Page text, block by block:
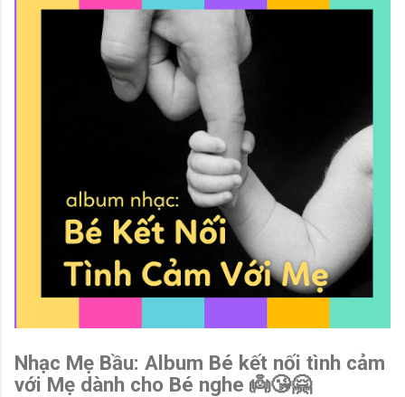
Nhạc Mẹ Bầu: Album Bé kết nối tình cảm
với Mẹ dành cho Bé nghe 👼😘🤗